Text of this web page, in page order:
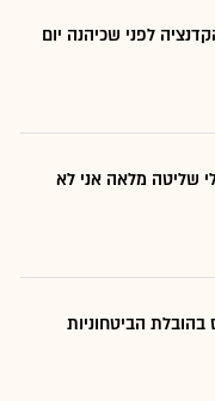
לפני שכיהנה יום
שליטה מלאה אני לא
ת"א 35 טיפס בהובלת הביטחוניות